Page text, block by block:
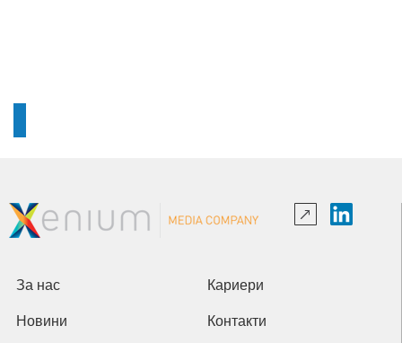
За нас Кариери
Новини Контакти